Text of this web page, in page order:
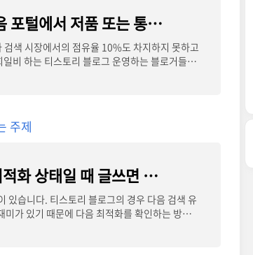
티스토리, 이렇게 하면 다음 포털에서 저품 또는 통누락 된다.
색 시장에서의 점유율 10%도 차지하지 못하고
비 하는 티스토리 블로그 운영하는 블로거들의
주제
티스토리 블로그 애매한 최적화 상태일 때 글쓰면 안 되는 주제
있습니다. 티스토리 블로그의 경우 다음 검색 유
가 있기 때문에 다음 최적화를 확인하는 방법